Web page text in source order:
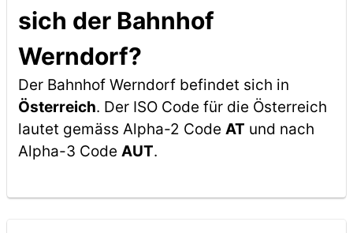
sich der Bahnhof
Werndorf?
Der Bahnhof Werndorf befindet sich in
Österreich. Der ISO Code für die Österreich
lautet gemäss Alpha-2 Code AT und nach
Alpha-3 Code AUT.